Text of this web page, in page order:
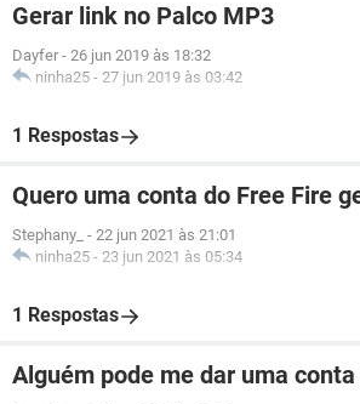
Gerar link no Palco MP3
Dayfer - 26 jun 2019 às 18:32
ninha25 - 27 jun 2019 às 03:42
1 Respostas
Quero uma conta do Free Fire
Stephany_ - 22 jun 2021 às 21:01
ninha25 - 23 jun 2021 às 05:34
1 Respostas
Alguém pode me dar uma